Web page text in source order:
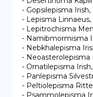
- Gopsilepisma Irish,
- Lepisma Linnaeus,
- Lepitrochisma
- Namibmormisma
- Nebkhalepisma
- Neoasterolepisma
- Ornatilepisma
- Panlepisma
- Peltiolepisma
- Psammolepisma